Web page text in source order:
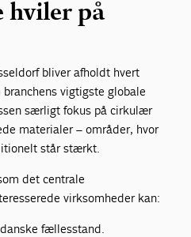
hviler på
bliver afholdt hvert
vigtigste globale
særligt fokus på cirkulær
materialer – områder, hvor
står stærkt.
det centrale
virksomheder kan:
fællesstand.